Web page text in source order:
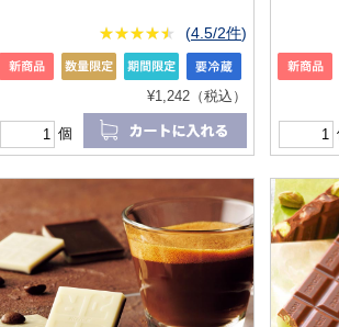
★★★★★
★★★★★ (4.5/2件)
¥1,242（税込）
個